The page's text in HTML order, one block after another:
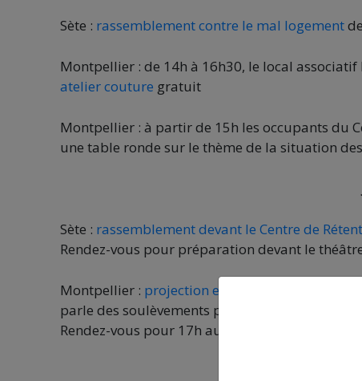
Sète : rassemblement contre le mal logement
Montpellier : de 14h à 16h30, le local
atelier couture gratuit
Montpellier : à partir de 15h les occupants du
une table ronde sur le thème de la situation
Sète : rassemblement devant le Centre de
Rendez-vous pour préparation devant le
Montpellier : projection et débat
parle des soulèvements populaires algériens
Rendez-vous pour 17h au Bât du Peuple, 1 rue